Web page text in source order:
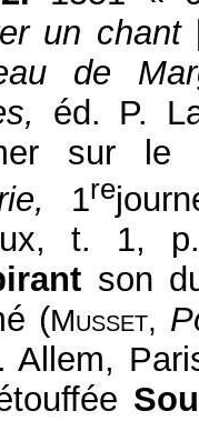
un chant
de
éd. P.
sur
1re
t. 1,
son
(Musset,
Allem,